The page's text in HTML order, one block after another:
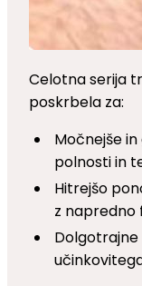
Celotna serija
poskrbela za:
Močnejše
polnosti in
Hitrejšo
z napredno